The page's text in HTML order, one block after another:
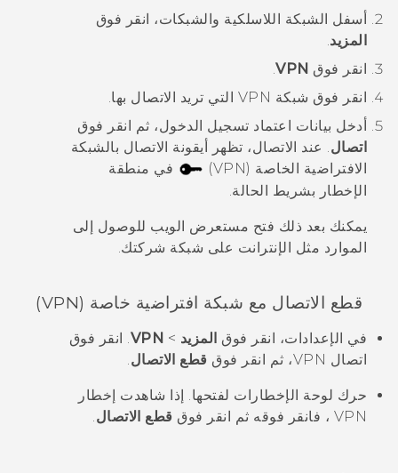
أسفل الشبكة اللاسلكية والشبكات، انقر فوق
المزيد
انقر فوق VPN
انقر فوق شبكة VPN التي تريد الاتصال بها.
أدخل بيانات اعتماد تسجيل الدخول، ثم انقر فوق
اتصال
عند الاتصال، تظهر أيقونة الاتصال بالشبكة
الافتراضية الخاصة (VPN)
في منطقة
الإخطار بشريط الحالة.
يمكنك بعد ذلك فتح مستعرض الويب للوصول إلى
الموارد مثل الإنترانت على شبكة شركتك.
قطع الاتصال مع شبكة افتراضية خاصة (VPN)
في الإعدادات، انقر فوق المزيد >
VPN
. انقر فوق
اتصال VPN، ثم انقر فوق
قطع الاتصال.
حرك لوحة الإخطارات لفتحها. إذا شاهدت إخطار
VPN ، فانقر فوقه ثم انقر فوق
قطع الاتصال.